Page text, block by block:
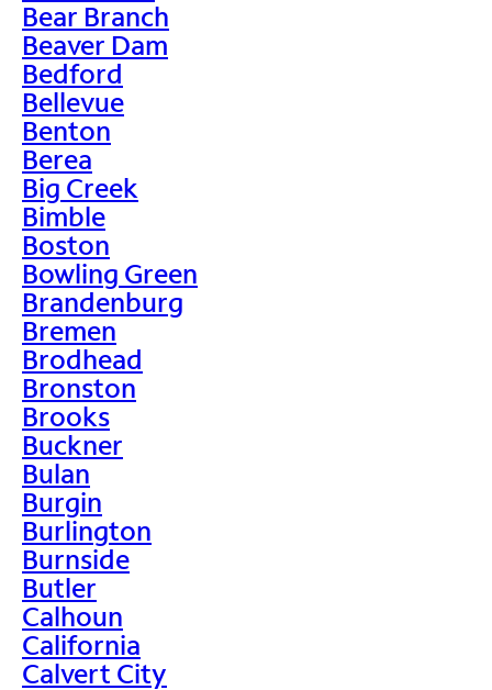
Bear Branch
Beaver Dam
Bedford
Bellevue
Benton
Berea
Big Creek
Bimble
Boston
Bowling Green
Brandenburg
Bremen
Brodhead
Bronston
Brooks
Buckner
Bulan
Burgin
Burlington
Burnside
Butler
Calhoun
California
Calvert City